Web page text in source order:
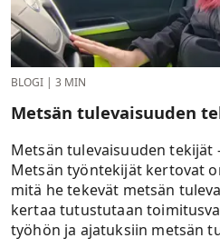
BLOGI | 3 MIN
Metsän tulevaisuuden
Metsän tulevaisuuden tekijät
Metsän työntekijät kertovat
mitä he tekevät metsän
kertaa tutustutaan
työhön ja ajatuksiin metsän